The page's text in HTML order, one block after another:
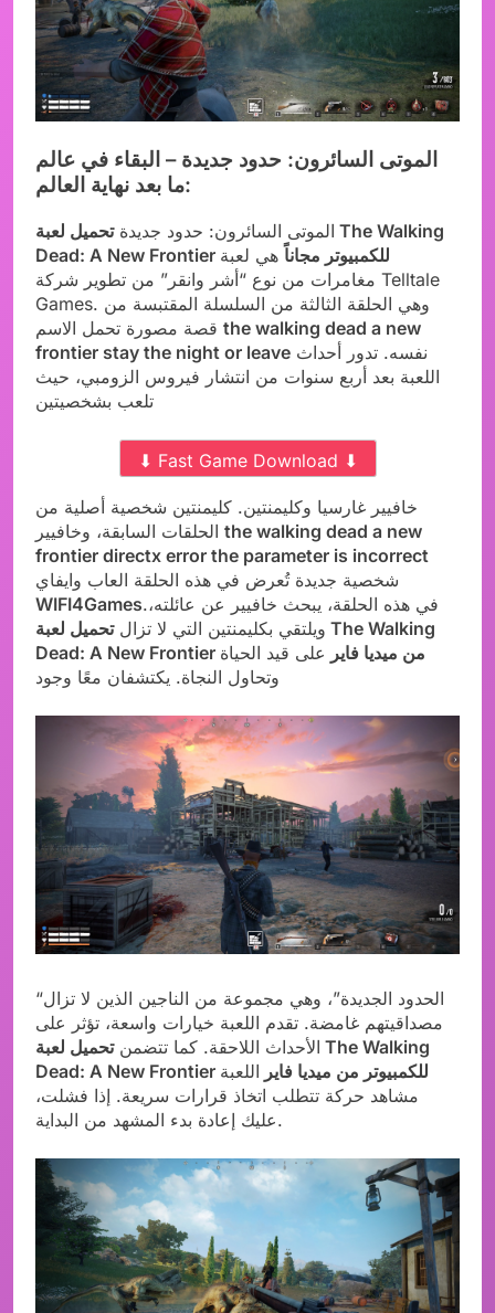
الموتى السائرون: حدود جديدة – البقاء في عالم
ما بعد نهاية العالم:
الموتى السائرون: حدود جديدةتحميل لعبة The Walking
Dead: A New Frontier للكمبيوتر مجاناًهي لعبة
مغامرات من نوع “أشر وانقر” من تطوير شركة Telltale
Games. وهي الحلقة الثالثة من السلسلة المقتبسة من
the walking dead a new
frontier stay the night or leave
اللعبة بعد أربع سنوات من انتشار فيروس الزومبي، حيث
تلعب بشخصيتين
⬇ Fast Game Download ⬇
خافيير غارسيا وكليمنتين. كليمنتين شخصية أصلية من
the walking dead a new
frontier directx error the parameter is incorrect
شخصية جديدة تُعرض في هذه الحلقة العاب وايفاي
WIFI4Games.في هذه الحلقة، يبحث خافيير عن عائلته،
ويلتقي بكليمنتين التي لا تزالتحميل لعبة The Walking
Dead: A New Frontier من ميديا فاير على قيد الحياة
وتحاول النجاة. يكتشفان معًا وجود
“الحدود الجديدة”، وهي مجموعة من الناجين الذين لا تزال
مصداقيتهم غامضة. تقدم اللعبة خيارات واسعة، تؤثر على
الأحداث اللاحقة. كما تتضمنتحميل لعبة The Walking
Dead: A New Frontier للكمبيوتر من ميديا فاير اللعبة
مشاهد حركة تتطلب اتخاذ قرارات سريعة. إذا فشلت،
عليك إعادة بدء المشهد من البداية.